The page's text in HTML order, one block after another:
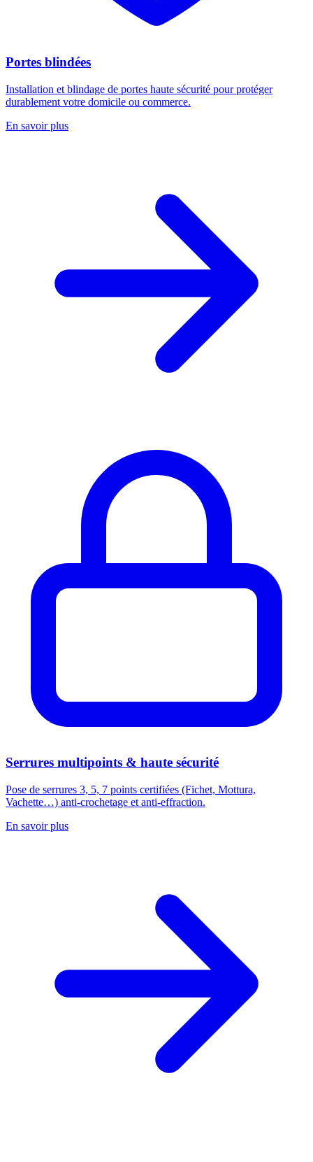
Portes blindées
Installation et blindage de portes haute sécurité pour protéger
durablement votre domicile ou commerce.
En savoir plus
Serrures multipoints & haute sécurité
Pose de serrures 3, 5, 7 points certifiées (Fichet, Mottura,
Vachette…) anti-crochetage et anti-effraction.
En savoir plus